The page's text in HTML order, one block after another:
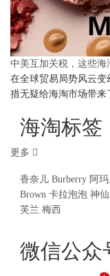
中美互加关税，这些海
在全球贸易局势风云
措无疑给海淘市场带来
海淘标签
更多
香奈儿 Burberry 阿
Brown 卡拉泡泡 神
芙兰 梅西
微信公众